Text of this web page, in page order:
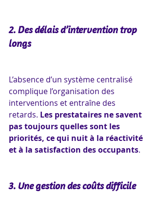
2. Des délais d’intervention trop
longs
L’absence d’un système centralisé
complique l’organisation des
interventions et entraîne des
retards. Les prestataires ne savent
pas toujours quelles sont les
priorités, ce qui nuit à la réactivité
et à la satisfaction des occupants.
3. Une gestion des coûts difficile